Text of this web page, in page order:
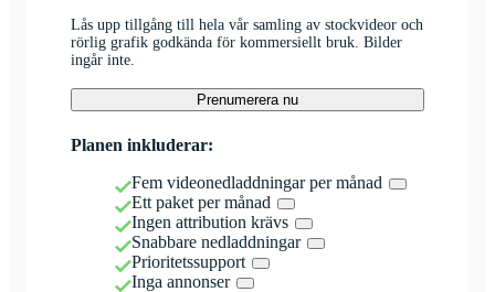
Lås upp tillgång till hela vår samling av stockvideor och
rörlig grafik godkända för kommersiellt bruk. Bilder
ingår inte.
Prenumerera nu
Planen inkluderar:
Fem videonedladdningar per månad
Ett paket per månad
Ingen attribution krävs
Snabbare nedladdningar
Prioritetssupport
Inga annonser